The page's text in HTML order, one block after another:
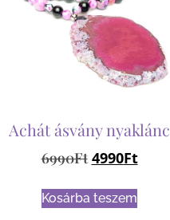
Achát ásvány nyaklánc
6990Ft 4990Ft
Kosárba teszem